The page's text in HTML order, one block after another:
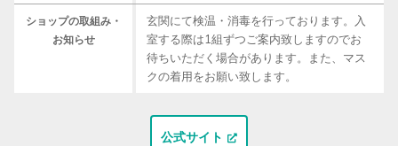
ショップの取組み・
お知らせ
玄関にて検温・消毒を行っております。入
室する際は1組ずつご案内致しますのでお
待ちいただく場合があります。また、マス
クの着用をお願い致します。
公式サイト